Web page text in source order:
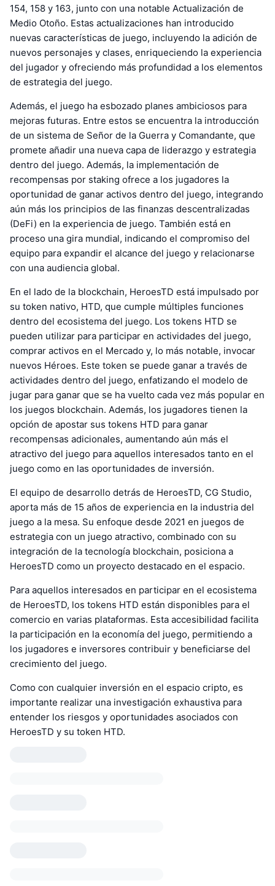
154, 158 y 163, junto con una notable Actualización de
Medio Otoño. Estas actualizaciones han introducido
nuevas características de juego, incluyendo la adición de
nuevos personajes y clases, enriqueciendo la experiencia
del jugador y ofreciendo más profundidad a los elementos
de estrategia del juego.
Además, el juego ha esbozado planes ambiciosos para
mejoras futuras. Entre estos se encuentra la introducción
de un sistema de Señor de la Guerra y Comandante, que
promete añadir una nueva capa de liderazgo y estrategia
dentro del juego. Además, la implementación de
recompensas por staking ofrece a los jugadores la
oportunidad de ganar activos dentro del juego, integrando
aún más los principios de las finanzas descentralizadas
(DeFi) en la experiencia de juego. También está en
proceso una gira mundial, indicando el compromiso del
equipo para expandir el alcance del juego y relacionarse
con una audiencia global.
En el lado de la blockchain, HeroesTD está impulsado por
su token nativo, HTD, que cumple múltiples funciones
dentro del ecosistema del juego. Los tokens HTD se
pueden utilizar para participar en actividades del juego,
comprar activos en el Mercado y, lo más notable, invocar
nuevos Héroes. Este token se puede ganar a través de
actividades dentro del juego, enfatizando el modelo de
jugar para ganar que se ha vuelto cada vez más popular en
los juegos blockchain. Además, los jugadores tienen la
opción de apostar sus tokens HTD para ganar
recompensas adicionales, aumentando aún más el
atractivo del juego para aquellos interesados tanto en el
juego como en las oportunidades de inversión.
El equipo de desarrollo detrás de HeroesTD, CG Studio,
aporta más de 15 años de experiencia en la industria del
juego a la mesa. Su enfoque desde 2021 en juegos de
estrategia con un juego atractivo, combinado con su
integración de la tecnología blockchain, posiciona a
HeroesTD como un proyecto destacado en el espacio.
Para aquellos interesados en participar en el ecosistema
de HeroesTD, los tokens HTD están disponibles para el
comercio en varias plataformas. Esta accesibilidad facilita
la participación en la economía del juego, permitiendo a
los jugadores e inversores contribuir y beneficiarse del
crecimiento del juego.
Como con cualquier inversión en el espacio cripto, es
importante realizar una investigación exhaustiva para
entender los riesgos y oportunidades asociados con
HeroesTD y su token HTD.